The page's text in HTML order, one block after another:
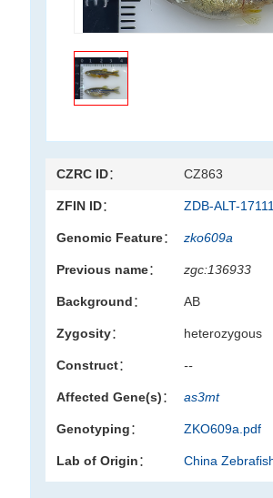
CZRC ID： CZ863
ZFIN ID： ZDB-ALT-
Genomic Feature： zko609a
Previous name： zgc:136933
Background： AB
Zygosity： heterozygous
Construct： --
Affected Gene(s)： as3mt
Genotyping： ZKO609a.pdf
Lab of Origin： China